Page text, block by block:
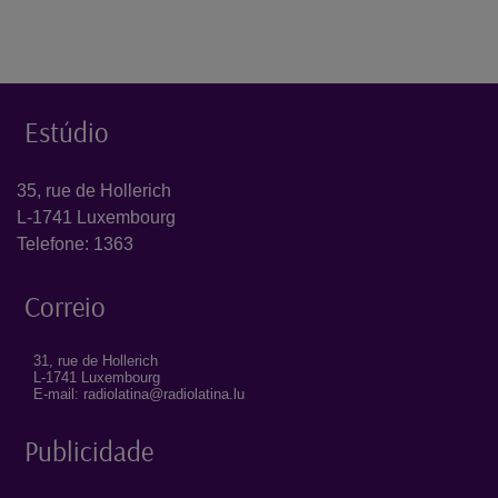
Estúdio
35, rue de Hollerich
L-1741 Luxembourg
Telefone: 1363
Correio
31, rue de Hollerich
L-1741 Luxembourg
E-mail: radiolatina@radiolatina.lu
Publicidade